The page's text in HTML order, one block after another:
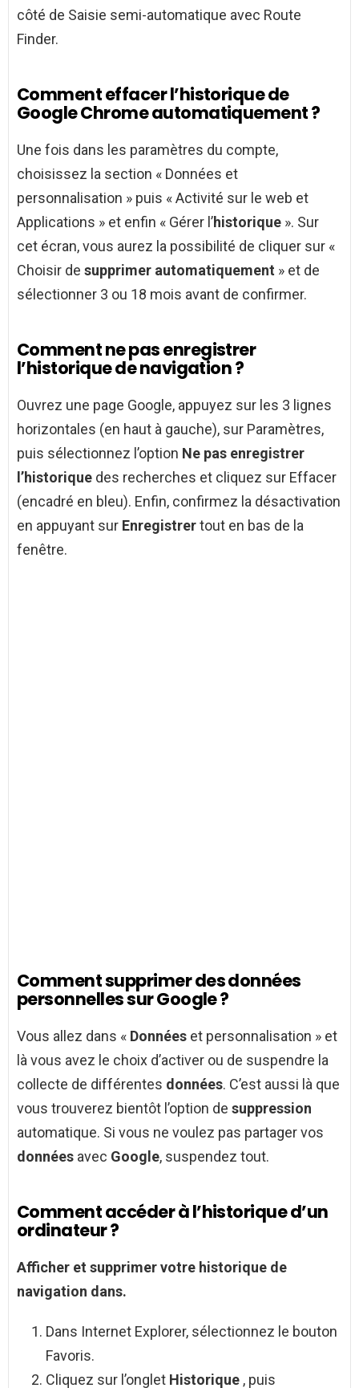
côté de Saisie semi-automatique avec Route
Finder.
Comment effacer l’historique de
Google Chrome automatiquement ?
Une fois dans les paramètres du compte,
choisissez la section « Données et
personnalisation » puis « Activité sur le web et
Applications » et enfin « Gérer l’historique ». Sur
cet écran, vous aurez la possibilité de cliquer sur «
Choisir de supprimer automatiquement » et de
sélectionner 3 ou 18 mois avant de confirmer.
Comment ne pas enregistrer
l’historique de navigation ?
Ouvrez une page Google, appuyez sur les 3 lignes
horizontales (en haut à gauche), sur Paramètres,
puis sélectionnez l’option Ne pas enregistrer
l’historique des recherches et cliquez sur Effacer
(encadré en bleu). Enfin, confirmez la désactivation
en appuyant sur Enregistrertout en bas de la
fenêtre.
Comment supprimer des données
personnelles sur Google ?
Vous allez dans « Données et personnalisation » et
là vous avez le choix d’activer ou de suspendre la
collecte de différentes données. C’est aussi là que
vous trouverez bientôt l’option de suppression
automatique. Si vous ne voulez pas partager vos
données avec Google, suspendez tout.
Comment accéder à l’historique d’un
ordinateur ?
Afficher et supprimer votre historique de
navigation dans.
Dans Internet Explorer, sélectionnez le bouton
Favoris.
Cliquez sur l’onglet Historique , puis